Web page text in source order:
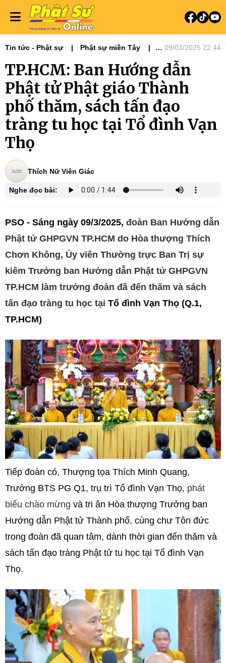
Tin tức - Phật sự
Phật sự miền Tây
09/03/2025 22:44
TP.HCM: Ban Hướng dẫn
Phật tử Phật giáo Thành
phố thăm, sách tấn đạo
tràng tu học tại Tổ đình Vạn
Thọ
Thích Nữ Viên Giác
Nghe đọc bài:
PSO - Sáng ngày 09/3/2025, đoàn Ban Hướng dẫn
Phật tử GHPGVN TP.HCM do Hòa thượng Thích
Chơn Không, Ủy viên Thường trực Ban Trị sự
kiêm Trưởng ban Hướng dẫn Phật tử GHPGVN
TP.HCM làm trưởng đoàn đã đến thăm và sách
tấn đạo tràng tu học tại Tổ đình Vạn Thọ (Q.1,
TP.HCM)
Tiếp đoàn có, Thượng tọa Thích Minh Quang,
Trưởng BTS PG Q1, trụ trì Tổ đình Vạn Thọ, phát
biểu chào mừng và tri ân Hòa thượng Trưởng ban
Hướng dẫn Phật tử Thành phố, cùng chư Tôn đức
trong đoàn đã quan tâm, dành thời gian đến thăm và
sách tấn đạo tràng Phật tử tu học tại Tổ đình Vạn
Thọ.